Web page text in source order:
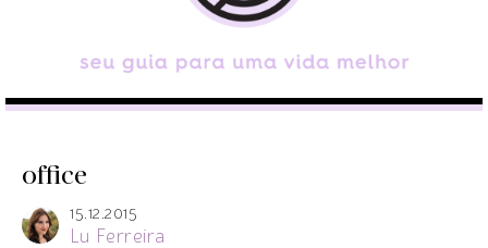
office
15.12.2015
Lu Ferreira